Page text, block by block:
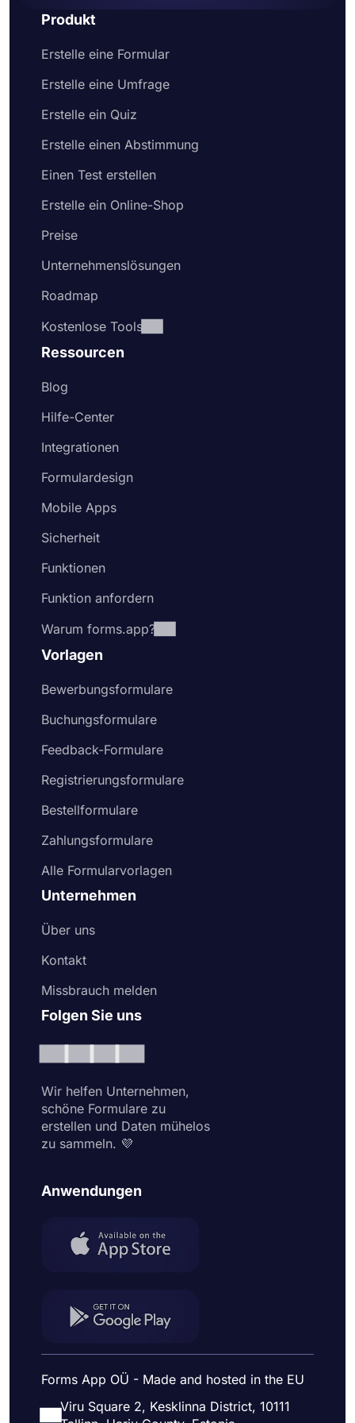
Produkt
Erstelle eine Formular
Erstelle eine Umfrage
Erstelle ein Quiz
Erstelle einen Abstimmung
Einen Test erstellen
Erstelle ein Online-Shop
Preise
Unternehmenslösungen
Roadmap
Kostenlose Tools
Ressourcen
Blog
Hilfe-Center
Integrationen
Formulardesign
Mobile Apps
Sicherheit
Funktionen
Funktion anfordern
Warum forms.app?
Vorlagen
Bewerbungsformulare
Buchungsformulare
Feedback-Formulare
Registrierungsformulare
Bestellformulare
Zahlungsformulare
Alle Formularvorlagen
Unternehmen
Über uns
Kontakt
Missbrauch melden
Folgen Sie uns
Wir helfen Unternehmen,
schöne Formulare zu
erstellen und Daten mühelos
zu sammeln. 💜
Anwendungen
Forms App OÜ - Made and hosted in the EU
Viru Square 2, Kesklinna District, 10111